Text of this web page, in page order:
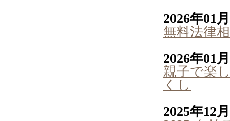
2026年01
無料法律
2026年01
親子で楽
くし
2025年12